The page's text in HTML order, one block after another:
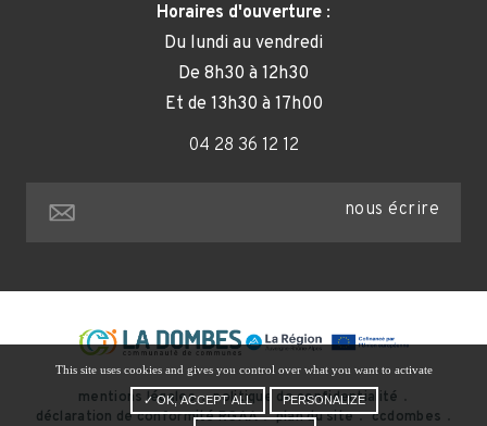
Horaires d'ouverture :
Du lundi au vendredi
De 8h30 à 12h30
Et de 13h30 à 17h00
04 28 36 12 12
nous écrire
mentions légales
politique de confidentialité
déclaration de conformité RGAA
plan du site ccdombes
This site uses cookies and gives you control over what you want to activate
✓ OK, ACCEPT ALL PERSONALIZE